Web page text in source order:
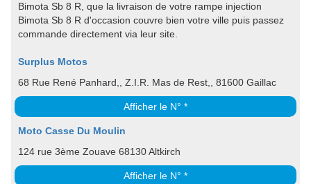
Bimota Sb 8 R, que la livraison de votre rampe injection
Bimota Sb 8 R d'occasion couvre bien votre ville puis passez
commande directement via leur site.
Surplus Motos
68 Rue René Panhard,, Z.I.R. Mas de Rest,, 81600 Gaillac
Afficher le N° *
Moto Casse Du Moulin
124 rue 3ème Zouave 68130 Altkirch
Afficher le N° *